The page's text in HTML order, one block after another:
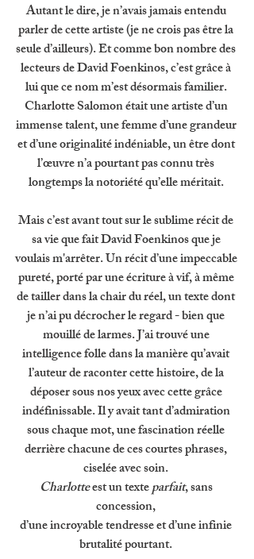
Autant le dire, je n’avais jamais entendu
parler de cette artiste (je ne crois pas être la
seule d’ailleurs). Et comme bon nombre des
lecteurs de David Foenkinos, c’est grâce à
lui que ce nom m’est désormais familier.
Charlotte Salomon était une artiste d’un
immense talent, une femme d’une grandeur
et d’une originalité indéniable, un être dont
l’œuvre n’a pourtant pas connu très
longtemps la notoriété qu’elle méritait.
Mais c’est avant tout sur le sublime récit de
sa vie que fait David Foenkinos que je
voulais m'arrêter. Un récit d’une impeccable
pureté, porté par une écriture à vif, à même
de tailler dans la chair du réel, un texte dont
je n’ai pu décrocher le regard - bien que
mouillé de larmes. J’ai trouvé une
intelligence folle dans la manière qu’avait
l’auteur de raconter cette histoire, de la
déposer sous nos yeux avec cette grâce
indéfinissable. Il y avait tant d’admiration
sous chaque mot, une fascination réelle
derrière chacune de ces courtes phrases,
ciselée avec soin.
Charlotte est un texte parfait, sans
concession,
d’une incroyable tendresse et d’une infinie
brutalité pourtant.